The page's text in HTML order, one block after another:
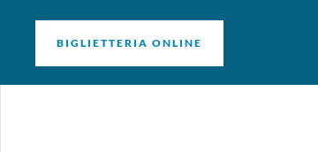
BIGLIETTERIA ONLINE